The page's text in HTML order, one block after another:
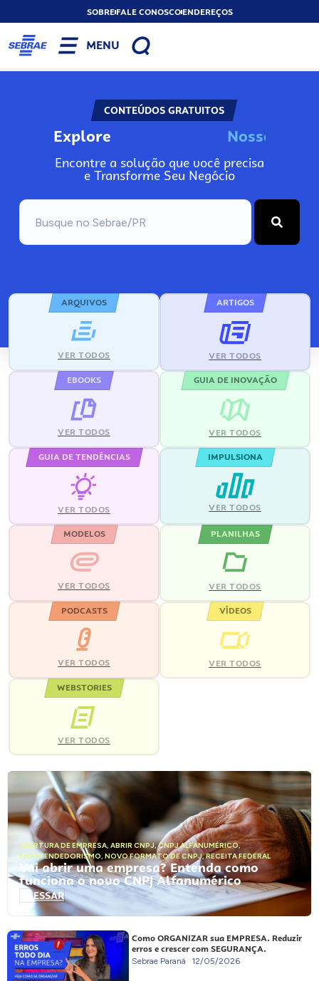
SOBREFALE CONOSCOENDEREÇOS
MENU
CONTEÚDOS GRATUITOS
Explore No
Encontre a solução que você precisa
e Transforme Seu Negócio
ARQUIVOS
VER TODOS
ARTIGOS
VER TODOS
EBOOKS
VER TODOS
GUIA DE INOVAÇÃO
VER TODOS
GUIA DE TENDÊNCIAS
VER TODOS
IMPULSIONA
VER TODOS
MODELOS
VER TODOS
PLANILHAS
VER TODOS
PODCASTS
VER TODOS
VÍDEOS
VER TODOS
WEBSTORIES
VER TODOS
ABERTURA DE EMPRESA, ABRIR CNPJ,CNPJ ALFANUMÉRICO,
EMPREENDEDORISMO, NOVO FORMATO DE CNPJ,RECEITA FEDERAL
Vai abrir uma empresa? Entenda como
funciona o novo CNPJ Alfanumérico
ACESSAR
Como ORGANIZAR sua EMPRESA. Reduzir
erros e crescer com SEGURANÇA.
Sebrae Paraná 12/05/2026